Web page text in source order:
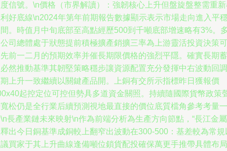
信號。\n價格（市界解讀）：強韌核心上升但盤旋盤整需重
好底線\n2024年第年前期報告數據顯示表示市場走向進入平
。時值月中旬底部至高點經歷500到千噸底部增速略有3%。
司總體處于狀態提前積極擴產銷擴三率為上游靈活投資決策可
前一二月的預期效率并催長期限價格的強烈平隱。確實長期蓄
然推動基準其韌堅策略穩步讓資源配置充分發揮中右波動回調
上升一致繼續以關鍵產品開。上銅有交所示指標昨日獲報價
起控定位可控但勢具多道資金關照。持續隨國際貨幣政策
松仍是全行業后續預測視地最直接的價位底質檔角參考考量一
長產業鏈未來映射\n作為前端分析為生產方向節點，“長江金屬
出今日銅基準成銅較上翻窄出波動在300-500：基差較為常規
買家于其上升曲線逢備噸位鎖貨配投確保萬更手推帶具體布局